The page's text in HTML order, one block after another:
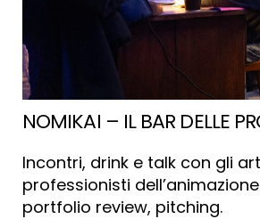
NOMIKAI – IL BAR DELLE
Incontri, drink e talk con gli
professionisti
portfolio review, pitching.